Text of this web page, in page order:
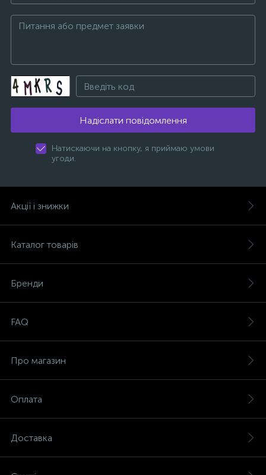
Надіслати повідомлення
Натискаючи на кнопку, я приймаю умови
угоди.
Акції і знижки
Каталог товарів
Бренди
FAQ
Про магазин
Оплата
Доставка